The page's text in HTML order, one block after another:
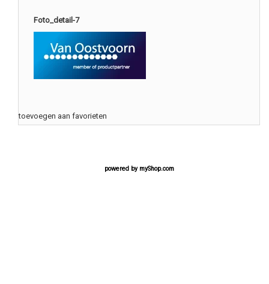
Foto_detail-7
toevoegen aan favorieten
powered by myShop.com